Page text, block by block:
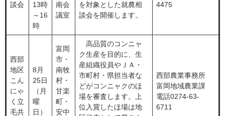
談会
13時
～16
時
南会
議室
を対象とした就農相
談会を開催します。
4475
西部
地区
こん
にゃ
く立
毛共
8月
25日
（月
曜
日）
富岡
市・
南牧
村・
甘楽
町・
安中
高品質のコンニャ
ク生産を目的に、生
産組織役員やＪＡ・
市町村・県担当者な
どがコンニャクのほ
場を審査します。上
位入賞したほ場は地
西部農業事務所
富岡地域農業課
電話0274-63-
6711